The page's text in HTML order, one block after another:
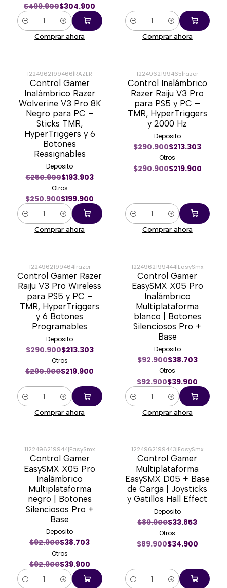
$499.900$304.900
Cantidad
Comprar ahora
Cantidad
Comprar ahora
-20%
1224962199466|RAZER
Control Gamer
Inalámbrico Razer
Wolverine V3 Pro 8K
Negro para PC –
Sticks TMR,
HyperTriggers y 6
Botones
Reasignables
Deposito
$250.900$193.903
Otros
$250.900$199.900
Cantidad
Comprar ahora
-24%
1224962199465|razer
Control Inalámbrico
Razer Raiju V3 Pro
para PS5 y PC –
TMR, HyperTriggers
y 2000 Hz
Deposito
$290.900$213.303
Otros
$290.900$219.900
Cantidad
Comprar ahora
-24%
1224962199464|razer
Control Gamer Razer
Raiju V3 Pro Wireless
para PS5 y PC –
TMR, HyperTriggers
y 6 Botones
Programables
Deposito
$290.900$213.303
Otros
$290.900$219.900
Cantidad
Comprar ahora
-57%
1224962199444|EasySmx
Control Gamer
EasySMX X05 Pro
Inalámbrico
Multiplataforma
blanco | Botones
Silenciosos Pro +
Base
Deposito
$92.900$38.703
Otros
$92.900$39.900
Cantidad
Comprar ahora
-57%
1122496219944|EasySmx
Control Gamer
EasySMX X05 Pro
Inalámbrico
Multiplataforma
negro | Botones
Silenciosos Pro +
Base
Deposito
$92.900$38.703
Otros
$92.900$39.900
Cantidad
-61%
1224962199443|EasySmx
Control Gamer
Multiplataforma
EasySMX D05 + Base
de Carga | Joysticks
y Gatillos Hall Effect
Deposito
$89.900$33.853
Otros
$89.900$34.900
Cantidad